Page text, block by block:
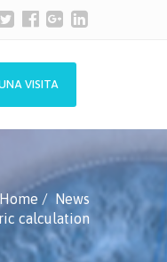
VISITA
Home
News
calculation